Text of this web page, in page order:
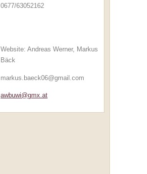
0677/63052162
Website: Andreas Werner, Markus
Bäck
markus.baeck06@gmail.com
awbuwi@gmx.at